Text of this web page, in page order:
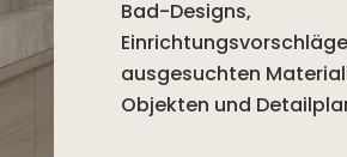
Bad-Designs,
ausgesuchten
Objekten und